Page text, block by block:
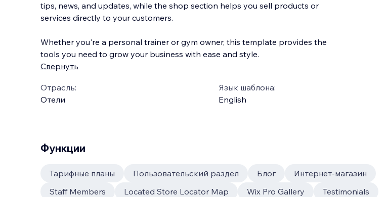
tips, news, and updates, while the shop section helps you sell products or
services directly to your customers.
Whether you're a personal trainer or gym owner, this template provides the
tools you need to grow your business with ease and style.
Свернуть
Отрасль:
Отели
Язык шаблона:
English
Функции
Тарифные планы Пользовательский раздел Блог
Интернет-магазин
Staff Members
Located Store Locator Map Wix Pro Gallery Testimonials